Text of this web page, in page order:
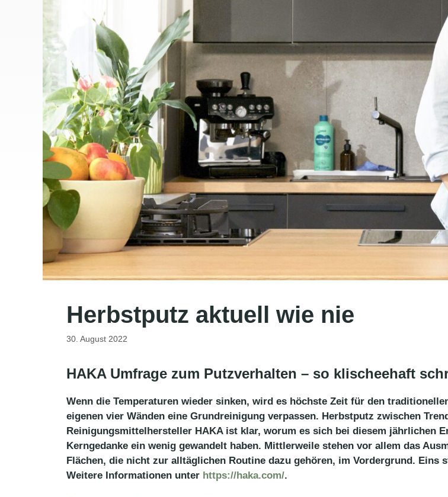
Herbstputz aktuell wie nie
30. August 2022
HAKA Umfrage zum Putzverhalten – so klischeehaft
Wenn die Temperaturen wieder sinken, wird es höchste Zeit für den
eigenen vier Wänden eine Grundreinigung verpassen. Herbstputz zwischen
Reinigungsmittelhersteller HAKA ist klar, worum es sich bei diesem jährlichen
Kerngedanke ein wenig gewandelt haben. Mittlerweile stehen vor allem das
Flächen, die nicht zur alltäglichen Routine dazu gehören, im Vordergrund.
Weitere Informationen unter https://haka.com/.